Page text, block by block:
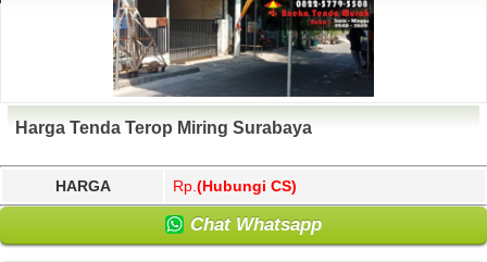
Harga Tenda Terop Miring Surabaya
HARGA Rp. (Hubungi CS)
Chat Whatsapp